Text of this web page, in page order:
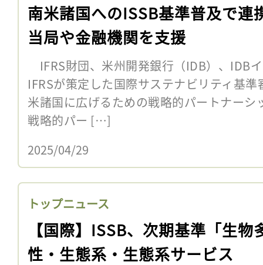
南米諸国へのISSB基準普及で連
当局や金融機関を支援
IFRS財団、米州開発銀行（IDB）、IDB
IFRSが策定した国際サステナビリティ基
米諸国に広げるための戦略的パートナー
戦略的パー […]
2025/04/29
トップニュース
【国際】ISSB、次期基準「生物
性・生態系・生態系サービス